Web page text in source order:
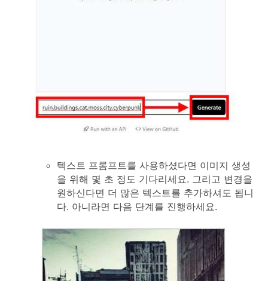
텍스트 프롬프트를 사용하셨다면 이미지 생성
을 위해 몇 초 정도 기다리세요. 그리고 변경을
원하신다면 더 많은 텍스트를 추가하셔도 됩니
다. 아니라면 다음 단계를 진행하세요.